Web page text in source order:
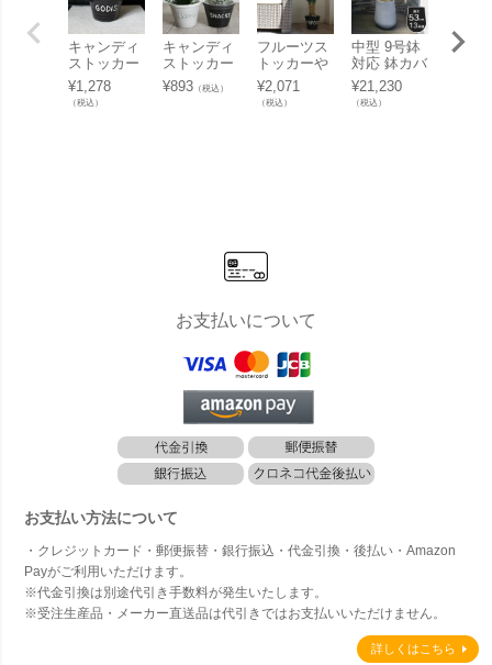
キャンディ
ストッカー
や鉢カバー
としても使
える小物入
¥1,278
（税込）
キャンディ
ストッカー
や鉢カバー
としても使
¥893（税込）
フルーツス
トッカーや
鉢カバーと
しても使え
る「陶器の
¥2,071
（税込）
中型 9号鉢
対応 鉢カバ
ー 「 クレ
イポット
（CLAYPO
¥21,230
（税込）
大型
お支払いについて
お支払い方法について
・クレジットカード・郵便振替・銀行振込・代金引換・後払い・Amazon
Payがご利用いただけます。
※代金引換は別途代引き手数料が発生いたします。
※受注生産品・メーカー直送品は代引きではお支払いいただけません。
詳しくはこちら